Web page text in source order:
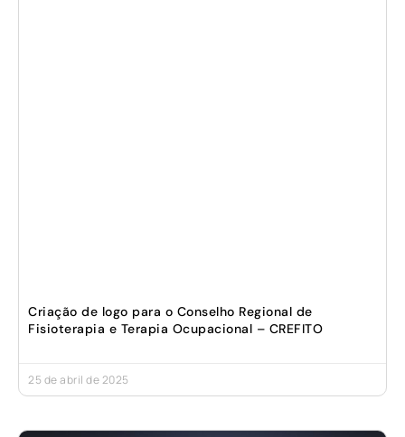
Criação de logo para o Conselho Regional de
Fisioterapia e Terapia Ocupacional – CREFITO
25 de abril de 2025